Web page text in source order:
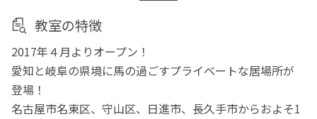
教室の特徴
2017年４月よりオープン！
愛知と岐阜の県境に馬の過ごすプライベートな居場所が
登場！
名古屋市名東区、守山区、日進市、長久手市からおよそ1